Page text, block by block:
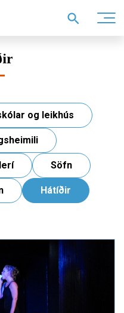
og leikhús
Söfn
Hátíðir